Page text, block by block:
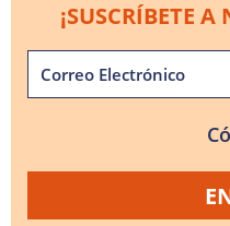
¡SUSCRÍBETE